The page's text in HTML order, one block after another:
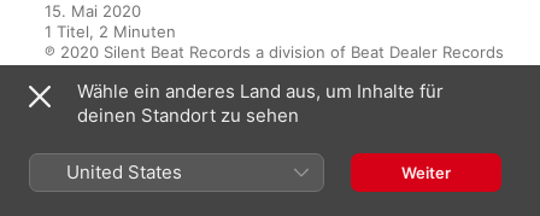
15. Mai 2020
1 Titel, 2 Minuten
℗ 2020 Silent Beat Records a division of Beat Dealer Records
MUSIKLABEL
Silent Beat Records
Wähle ein anderes Land aus, um Inhalte für
deinen Standort zu sehen
United States Weiter